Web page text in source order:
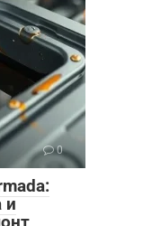
0
и